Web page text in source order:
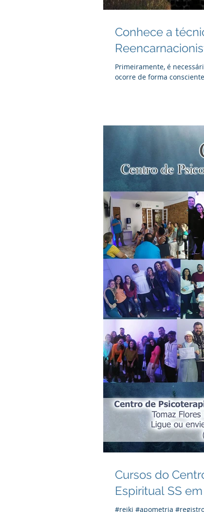
Conhece a
Primeiramente, é
ocorre de forma
Cursos do
Espiritual SS
#reiki #apometria